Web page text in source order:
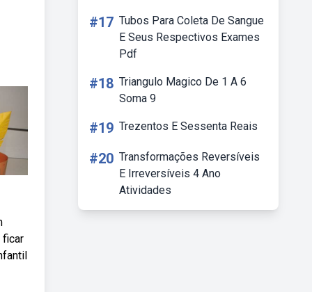
ficar
#17 Tubos Para Coleta De Sangue
E Seus Respectivos Exames
Pdf
#18 Triangulo Magico De 1 A 6
Soma 9
#19 Trezentos E Sessenta Reais
#20 Transformações Reversíveis
E Irreversíveis 4 Ano
Atividades